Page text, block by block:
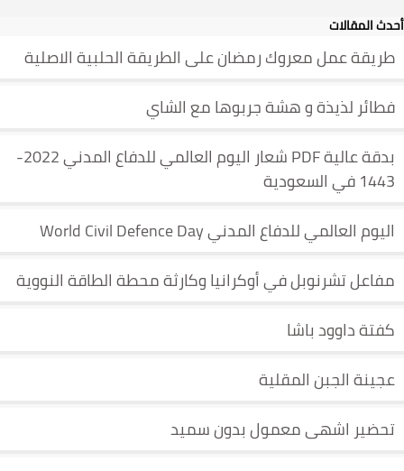
أحدث المقالات
طريقة عمل معروك رمضان على الطريقة الحلبية الاصلية
فطائر لذيذة و هشة جربوها مع الشاي
بدقة عالية PDF شعار اليوم العالمي للدفاع المدني 2022-
1443 في السعودية
اليوم العالمي للدفاع المدني World Civil Defence Day
مفاعل تشرنوبل في أوكرانيا وكارثة محطة الطاقة النووية
كفتة داوود باشا
عجينة الجبن المقلية
تحضير اشهى معمول بدون سميد